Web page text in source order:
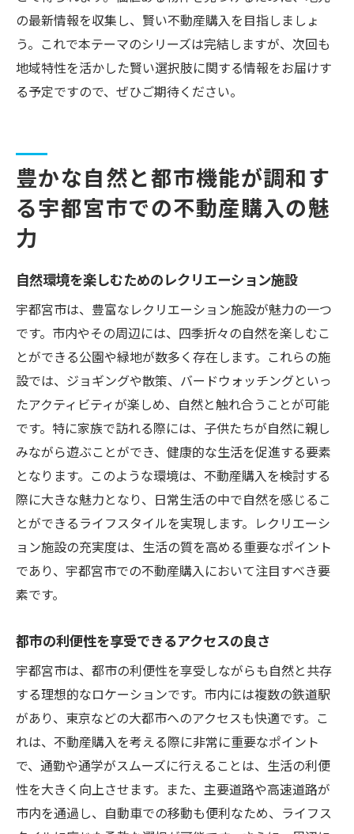
の最新情報を収集し、賢い不動産購入を目指しましょ
う。これで本テーマのシリーズは完結しますが、次回も
地域特性を活かした賢い選択肢に関する情報をお届けす
る予定ですので、ぜひご期待ください。
豊かな自然と都市機能が調和す
る宇都宮市での不動産購入の魅
力
自然環境を楽しむためのレクリエーション施設
宇都宮市は、豊富なレクリエーション施設が魅力の一つ
です。市内やその周辺には、四季折々の自然を楽しむこ
とができる公園や緑地が数多く存在します。これらの施
設では、ジョギングや散策、バードウォッチングといっ
たアクティビティが楽しめ、自然と触れ合うことが可能
です。特に家族で訪れる際には、子供たちが自然に親し
みながら遊ぶことができ、健康的な生活を促進する要素
となります。このような環境は、不動産購入を検討する
際に大きな魅力となり、日常生活の中で自然を感じるこ
とができるライフスタイルを実現します。レクリエーシ
ョン施設の充実度は、生活の質を高める重要なポイント
であり、宇都宮市での不動産購入において注目すべき要
素です。
都市の利便性を享受できるアクセスの良さ
宇都宮市は、都市の利便性を享受しながらも自然と共存
する理想的なロケーションです。市内には複数の鉄道駅
があり、東京などの大都市へのアクセスも快適です。こ
れは、不動産購入を考える際に非常に重要なポイント
で、通勤や通学がスムーズに行えることは、生活の利便
性を大きく向上させます。また、主要道路や高速道路が
市内を通過し、自動車での移動も便利なため、ライフス